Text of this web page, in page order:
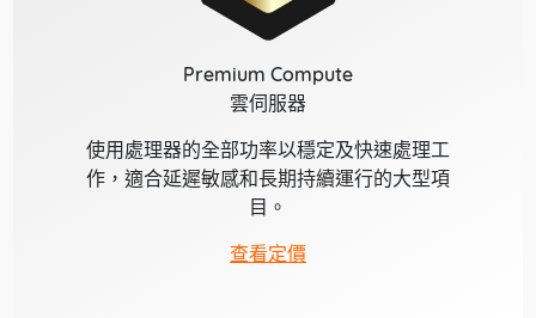
Premium Compute
雲伺服器
使用處理器的全部功率以穩定及快速處理工
作，適合延遲敏感和長期持續運行的大型項
目。
查看定價